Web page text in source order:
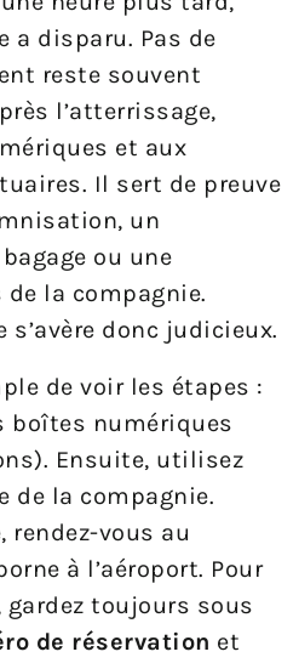
a disparu. Pas de
reste souvent
l’atterrissage,
et aux
Il sert de preuve
un
ou une
la compagnie.
s’avère donc judicieux.
de voir les étapes :
boîtes numériques
Ensuite, utilisez
de la compagnie.
rendez-vous au
à l’aéroport. Pour
gardez toujours sous
de réservation et